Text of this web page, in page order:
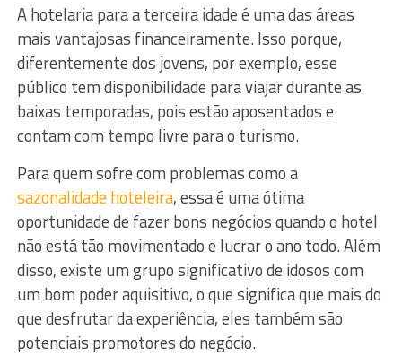
A hotelaria para a terceira idade é uma das áreas
mais vantajosas financeiramente. Isso porque,
diferentemente dos jovens, por exemplo, esse
público tem disponibilidade para viajar durante as
baixas temporadas, pois estão aposentados e
contam com tempo livre para o turismo.
Para quem sofre com problemas como a
sazonalidade hoteleira, essa é uma ótima
oportunidade de fazer bons negócios quando o hotel
não está tão movimentado e lucrar o ano todo. Além
disso, existe um grupo significativo de idosos com
um bom poder aquisitivo, o que significa que mais do
que desfrutar da experiência, eles também são
potenciais promotores do negócio.